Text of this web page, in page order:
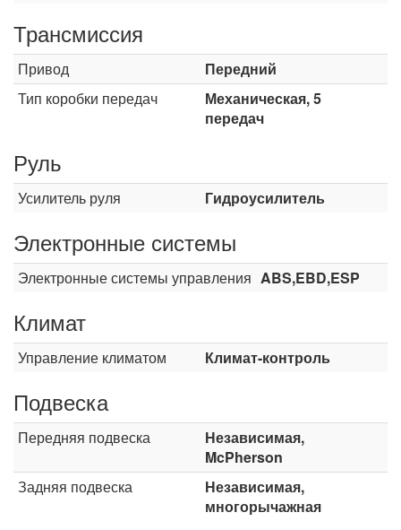
Трансмиссия
Привод
Передний
Тип коробки передач
Механическая, 5
передач
Руль
Усилитель руля Гидроусилитель
Электронные системы
Электронные системы управления ABS,EBD,ESP
Климат
Управление климатом Климат-контроль
Подвеска
Передняя подвеска
Независимая,
McPherson
Задняя подвеска
Независимая,
многорычажная